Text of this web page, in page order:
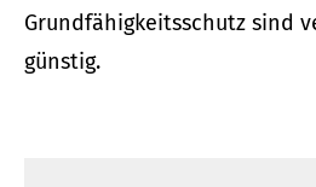
Grundfähigkeitsschutz sind
günstig.